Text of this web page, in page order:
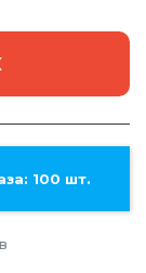
100 шт.